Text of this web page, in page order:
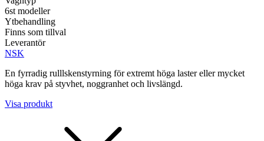
KablageESD / AntistatutrustningProfilsystem
6st modeller
Ytbehandling
Finns som tillval
Leverantör
NSK
En fyrradig rulllskenstyrning för extremt höga laster eller mycket
höga krav på styvhet, noggranhet och livslängd.
Visa produkt